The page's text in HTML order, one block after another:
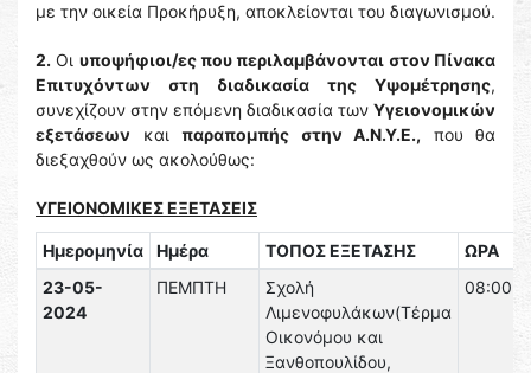
με την οικεία Προκήρυξη, αποκλείονται του διαγωνισμού.
2. Οι υποψήφιοι/ες που περιλαμβάνονται στον Πίνακα
Επιτυχόντων στη διαδικασία της Υψομέτρησης,
συνεχίζουν στην επόμενη διαδικασία των Υγειονομικών
εξετάσεων και παραπομπής στην Α.Ν.Υ.Ε., που θα
διεξαχθούν ως ακολούθως:
ΥΓΕΙΟΝΟΜΙΚΕΣ ΕΞΕΤΑΣΕΙΣ
Ημερομηνία Ημέρα ΤΟΠΟΣ ΕΞΕΤΑΣΗΣ
ΩΡΑ
23-05-
2024
ΠΕΜΠΤΗ
Σχολή
Λιμενοφυλάκων(Τέρμα
Οικονόμου και
Ξανθοπουλίδου,
08:00